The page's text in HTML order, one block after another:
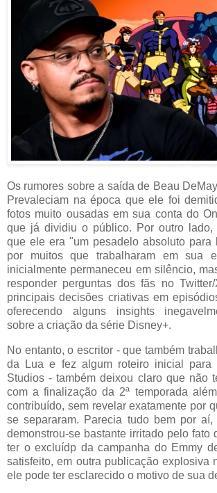
Os rumores sobre a saída de Beau
Prevaleciam na época que ele foi
fotos muito ousadas em sua conta do
que já dividiu o público. Por outro lado,
que ele era "um pesadelo absoluto para
por muitos que trabalharam em sua
inicialmente permaneceu em silêncio,
responder perguntas dos fãs no
principais decisões criativas em
oferecendo alguns insights
sobre a criação da série Disney+.
No entanto, o escritor - que também
da Lua e fez algum roteiro inicial para
Studios - também deixou claro que não
com a finalização da 2ª temporada
contribuído, sem revelar exatamente por
se separaram. Parecia tudo bem por
demonstrou-se bastante irritado pelo fato
ter o excluídp da campanha do Emmy
satisfeito, em outra publicação explosiva
ele pode ter esclarecido o motivo de sua